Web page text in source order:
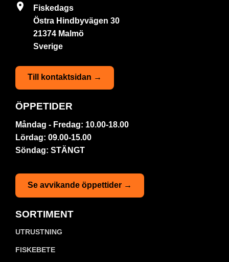
Fiskedags
Östra Hindbyvägen 30
21374 Malmö
Sverige
Till kontaktsidan →
ÖPPETIDER
Måndag - Fredag: 10.00-18.00
Lördag: 09.00-15.00
Söndag: STÄNGT
Se avvikande öppettider →
SORTIMENT
UTRUSTNING
FISKEBETE